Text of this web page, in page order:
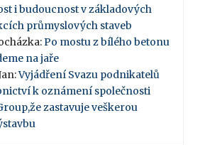
i budoucnost v základových
průmyslových staveb
: Po mostu z bílého betonu
na jaře
:Vyjádření Svazu podnikatelů
k oznámení společnosti
zastavuje veškerou